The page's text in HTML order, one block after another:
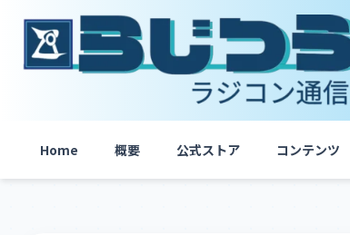
Home 概要 公式ストア コンテンツ